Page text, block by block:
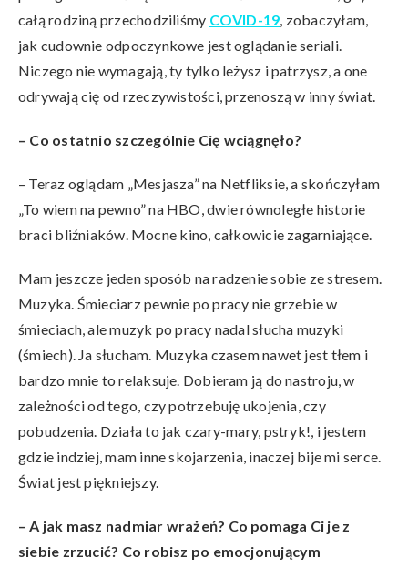
całą rodziną przechodziliśmy COVID-19, zobaczyłam,
jak cudownie odpoczynkowe jest oglądanie seriali.
Niczego nie wymagają, ty tylko leżysz i patrzysz, a one
odrywają cię od rzeczywistości, przenoszą w inny świat.
– Co ostatnio szczególnie Cię wciągnęło?
– Teraz oglądam „Mesjasza” na Netfliksie, a skończyłam
„To wiem na pewno” na HBO, dwie równoległe historie
braci bliźniaków. Mocne kino, całkowicie zagarniające.
Mam jeszcze jeden sposób na radzenie sobie ze stresem.
Muzyka. Śmieciarz pewnie po pracy nie grzebie w
śmieciach, ale muzyk po pracy nadal słucha muzyki
(śmiech). Ja słucham. Muzyka czasem nawet jest tłem i
bardzo mnie to relaksuje. Dobieram ją do nastroju, w
zależności od tego, czy potrzebuję ukojenia, czy
pobudzenia. Działa to jak czary-mary, pstryk!, i jestem
gdzie indziej, mam inne skojarzenia, inaczej bije mi serce.
Świat jest piękniejszy.
– A jak masz nadmiar wrażeń? Co pomaga Ci je z
siebie zrzucić? Co robisz po emocjonującym